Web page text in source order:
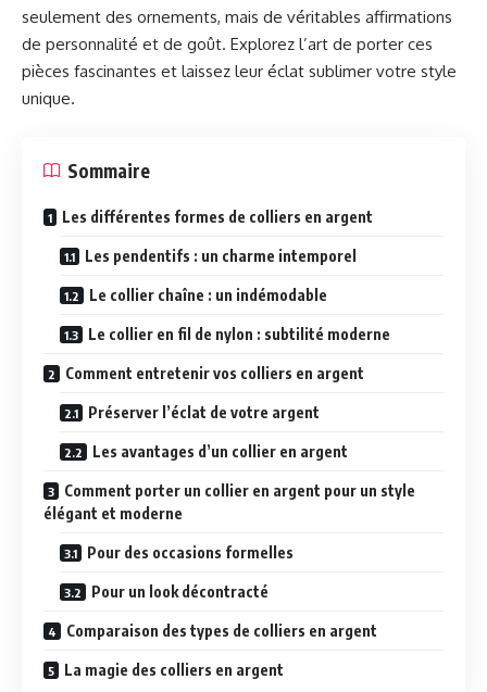
seulement des ornements, mais de véritables affirmations
de personnalité et de goût. Explorez l’art de porter ces
pièces fascinantes et laissez leur éclat sublimer votre style
unique.
Sommaire
Les différentes formes de colliers en argent
Les pendentifs : un charme intemporel
Le collier chaîne : un indémodable
Le collier en fil de nylon : subtilité moderne
Comment entretenir vos colliers en argent
Préserver l’éclat de votre argent
Les avantages d’un collier en argent
Comment porter un collier en argent pour un style
élégant et moderne
Pour des occasions formelles
Pour un look décontracté
Comparaison des types de colliers en argent
La magie des colliers en argent